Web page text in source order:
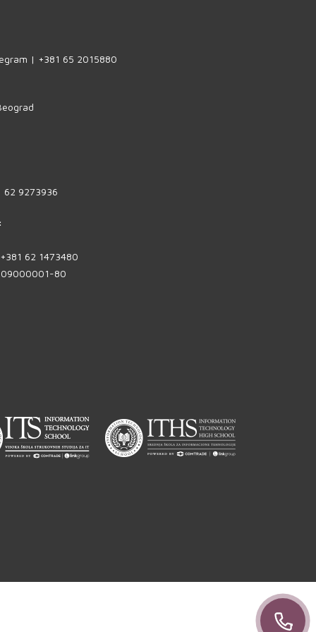
| +381 65 2015880
9273936
62 1473480
80